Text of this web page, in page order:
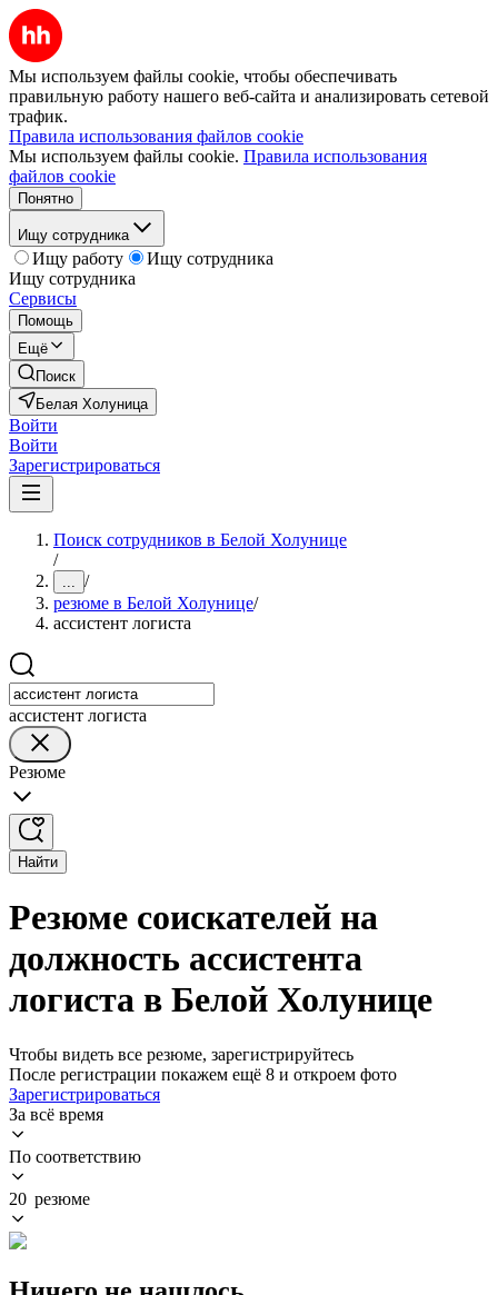
Мы используем файлы cookie, чтобы обеспечивать
правильную работу нашего веб-сайта и анализировать сетевой
трафик.
Правила использования файлов cookie
Мы используем файлы cookie. Правила использования
файлов cookie
Понятно
Ищу сотрудника
Ищу работу
Ищу сотрудника
Ищу сотрудника
Сервисы
Помощь
Ещё
Поиск
Белая Холуница
Войти
Войти
Зарегистрироваться
Поиск сотрудников в Белой Холунице
/
... /
резюме в Белой Холунице/
ассистент логиста
ассистент логиста
Резюме
Найти
Резюме соискателей на
должность ассистента
логиста в Белой Холунице
Чтобы видеть все резюме, зарегистрируйтесь
После регистрации покажем ещё 8 и откроем фото
Зарегистрироваться
За всё время
По соответствию
20 резюме